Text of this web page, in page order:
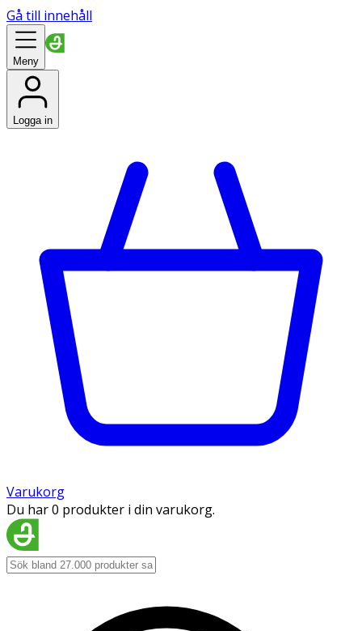
Gå till innehåll
Meny
Logga in
Varukorg
Du har 0 produkter i din varukorg.